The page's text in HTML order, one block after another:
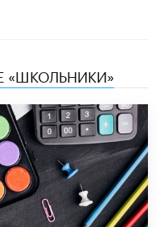
«ШКОЛЬНИКИ»